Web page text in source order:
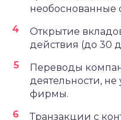
необоснованные
Открытие
действия (до 30
Переводы
деятельности,
фирмы.
Транзакции с